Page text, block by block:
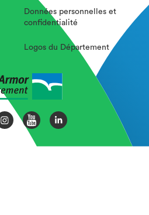
Données personnelles et
confidentialité
Logos du Département